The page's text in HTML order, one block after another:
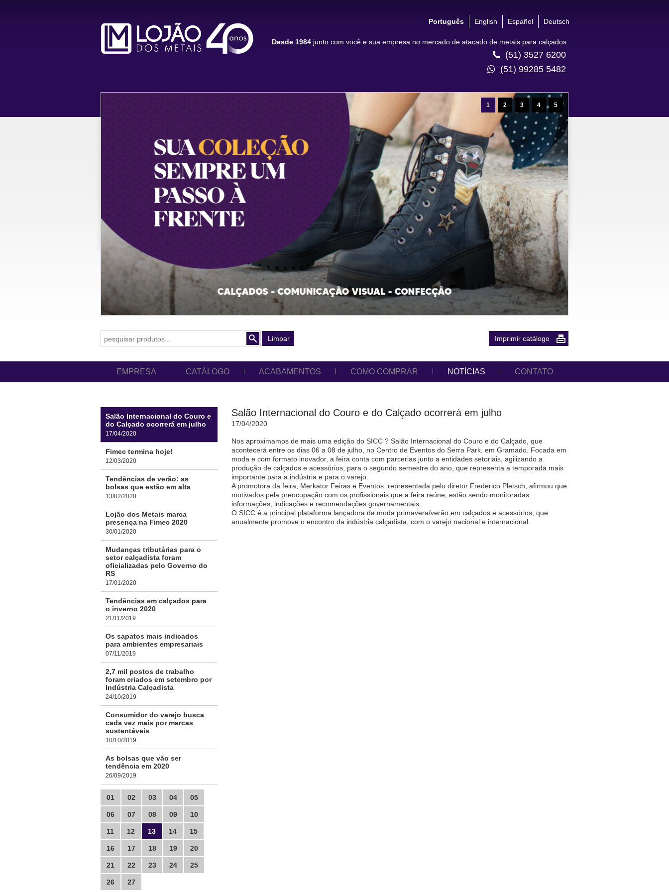
Português English Español Deutsch
Desde 1984 junto com você e sua empresa no mercado de atacado de metais para calçados.
(51) 3527 6200
(51) 99285 5482
1 2 3 4 5
Limpar Imprimir catálogo
EMPRESA CATÁLOGO ACABAMENTOS COMO COMPRAR NOTÍCIAS CONTATO
Salão Internacional do Couro e
do Calçado ocorrerá em julho
17/04/2020
Fimec termina hoje!
12/03/2020
Tendências de verão: as
bolsas que estão em alta
13/02/2020
Lojão dos Metais marca
presença na Fimec 2020
30/01/2020
Mudanças tributárias para o
setor calçadista foram
oficializadas pelo Governo do
RS
17/01/2020
Tendências em calçados para
o inverno 2020
21/11/2019
Os sapatos mais indicados
para ambientes empresariais
07/11/2019
2,7 mil postos de trabalho
foram criados em setembro por
Indústria Calçadista
24/10/2019
Consumidor do varejo busca
cada vez mais por marcas
sustentáveis
10/10/2019
As bolsas que vão ser
tendência em 2020
26/09/2019
01 02 03 04 05
06 07 08 09 10
11 12 13 14 15
16 17 18 19 20
21 22 23 24 25
26 27
Salão Internacional do Couro e do Calçado ocorrerá em julho
17/04/2020
Nos aproximamos de mais uma edição do SICC ? Salão Internacional do Couro e do Calçado, que
acontecerá entre os dias 06 a 08 de julho, no Centro de Eventos do Serra Park, em Gramado. Focada em
moda e com formato inovador, a feira conta com parcerias junto a entidades setoriais, agilizando a
produção de calçados e acessórios, para o segundo semestre do ano, que representa a temporada mais
importante para a indústria e para o varejo.
A promotora da feira, Merkator Feiras e Eventos, representada pelo diretor Frederico Pletsch, afirmou que
motivados pela preocupação com os profissionais que a feira reúne, estão sendo monitoradas
informações, indicações e recomendações governamentais.
O SICC é a principal plataforma lançadora da moda primavera/verão em calçados e acessórios, que
anualmente promove o encontro da indústria calçadista, com o varejo nacional e internacional.